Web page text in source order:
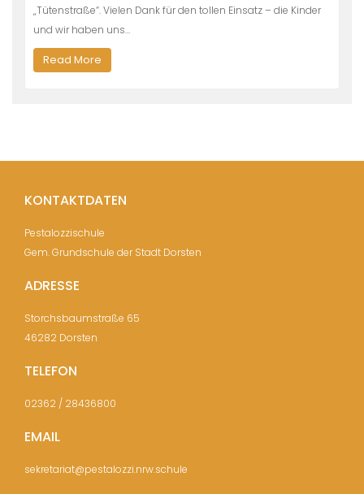
„Tütenstraße“. Vielen Dank für den tollen Einsatz – die Kinder
und wir haben uns…
Read More
KONTAKTDATEN
Pestalozzischule
Gem. Grundschule der Stadt Dorsten
ADRESSE
Storchsbaumstraße 65
46282 Dorsten
TELEFON
02362 / 28436800
EMAIL
sekretariat@pestalozzi.nrw.schule